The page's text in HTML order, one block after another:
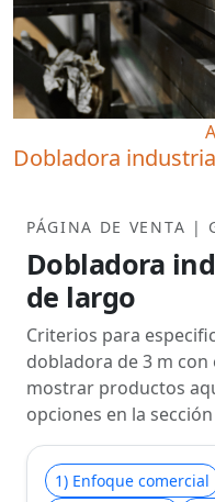
Dobladora
PÁGINA DE VENTA |
Dobladora
de largo
Criterios para
dobladora de 3 m
mostrar productos
opciones en la
1) Enfoque comercial